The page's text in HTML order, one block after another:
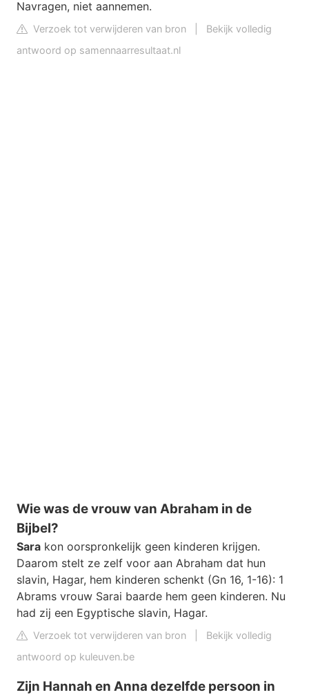
Navragen, niet aannemen.
Verzoek tot verwijderen van bron
Bekijk volledig
antwoord op samennaarresultaat.nl
Wie was de vrouw van Abraham in de
Bijbel?
Sara kon oorspronkelijk geen kinderen krijgen.
Daarom stelt ze zelf voor aan Abraham dat hun
slavin, Hagar, hem kinderen schenkt (Gn 16, 1-16): 1
Abrams vrouw Sarai baarde hem geen kinderen. Nu
had zij een Egyptische slavin, Hagar.
Verzoek tot verwijderen van bron
Bekijk volledig
antwoord op kuleuven.be
Zijn Hannah en Anna dezelfde persoon in